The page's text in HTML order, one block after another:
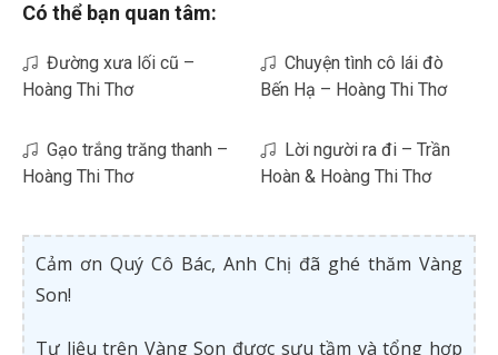
Có thể bạn quan tâm:
Đường xưa lối cũ –
Hoàng Thi Thơ
Chuyện tình cô lái đò
Bến Hạ – Hoàng Thi Thơ
Gạo trắng trăng thanh –
Hoàng Thi Thơ
Lời người ra đi – Trần
Hoàn & Hoàng Thi Thơ
Cảm ơn Quý Cô Bác, Anh Chị đã ghé thăm Vàng
Son!
Tư liệu trên Vàng Son được sưu tầm và tổng hợp